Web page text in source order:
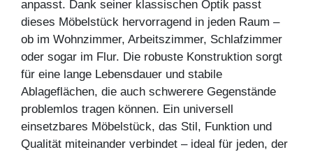
anpasst. Dank seiner klassischen Optik passt
dieses Möbelstück hervorragend in jeden Raum –
ob im Wohnzimmer, Arbeitszimmer, Schlafzimmer
oder sogar im Flur. Die robuste Konstruktion sorgt
für eine lange Lebensdauer und stabile
Ablageflächen, die auch schwerere Gegenstände
problemlos tragen können. Ein universell
einsetzbares Möbelstück, das Stil, Funktion und
Qualität miteinander verbindet – ideal für jeden, der